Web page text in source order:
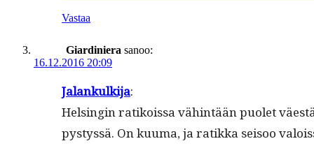
Vastaa
Giardiniera sanoo:
16.12.2016 20:09
Jalankulk­i­ja:
Helsin­gin ratikois­sa vähin­tään puo­let
pystyssä. On kuuma, ja ratik­ka seisoo